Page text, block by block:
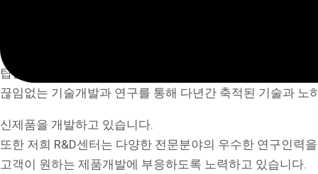
탑월드 R&D센터는 글로벌스탠다드에 걸맞는 연구개발 시스
끊임없는 기술개발과 연구를 통해 다년간 축적된 기술과 노
신제품을 개발하고 있습니다.
또한 저희 R&D센터는 다양한 전문분야의 우수한 연구인력
고객이 원하는 제품개발에 부응하도록 노력하고 있습니다.